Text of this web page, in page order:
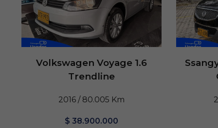
Volkswagen Voyage 1.6
Trendline
2016 / 80.005 Km
$ 38.900.000